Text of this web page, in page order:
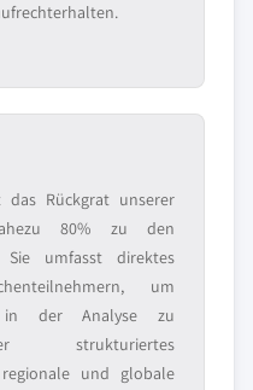
das Rückgrat unserer
80% zu den
Sie umfasst direktes
um
in der Analyse zu
strukturiertes
und globale